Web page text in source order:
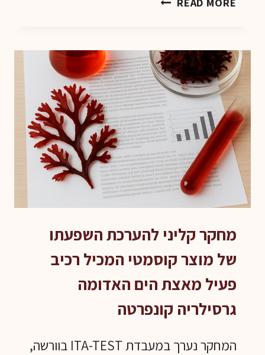
כשאצת
ים
מחוללת
שינוי
גלובלי
מחקר קליני להערכת השפעתו
של מוצר קוסמטי המכיל רכיב
פעיל מאצת הים האדומה
גרסילריה קונפרטה
המחקר נערך במעבדת ITA-TEST בוורשה,